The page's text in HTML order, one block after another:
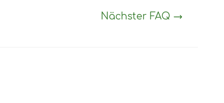
Nächster FAQ→